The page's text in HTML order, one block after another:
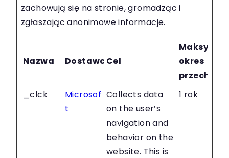
zachowują się na stronie, gromadząc i
zgłaszając anonimowe informacje.
Nazwa DostawcaCel
okres
_clck
Microsof
t
Collects data
on the user’s
navigation and
behavior on the
website. This is
1 rok